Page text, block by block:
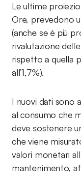
Le ultime
Ore, prevedono
(anche se è più
rivalutazione
rispetto a quella
all’1,7%).
I nuovi dati sono
al consumo che
deve sostenere
che viene
valori monetari
mantenimento,